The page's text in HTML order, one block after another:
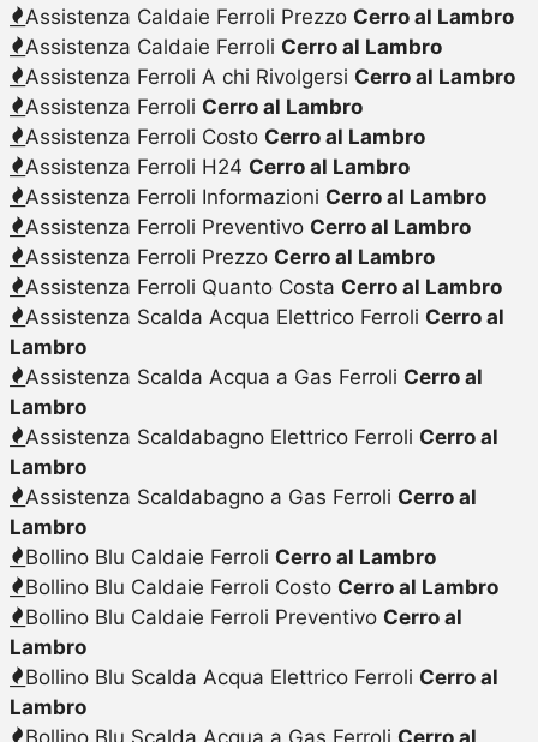
Assistenza Caldaie Ferroli Prezzo Cerro al Lambro
Assistenza Caldaie Ferroli Cerro al Lambro
Assistenza Ferroli A chi Rivolgersi Cerro al Lambro
Assistenza Ferroli Cerro al Lambro
Assistenza Ferroli Costo Cerro al Lambro
Assistenza Ferroli H24 Cerro al Lambro
Assistenza Ferroli Informazioni Cerro al Lambro
Assistenza Ferroli Preventivo Cerro al Lambro
Assistenza Ferroli Prezzo Cerro al Lambro
Assistenza Ferroli Quanto Costa Cerro al Lambro
Assistenza Scalda Acqua Elettrico Ferroli Cerro al
Lambro
Assistenza Scalda Acqua a Gas Ferroli Cerro al
Lambro
Assistenza Scaldabagno Elettrico Ferroli Cerro al
Lambro
Assistenza Scaldabagno a Gas Ferroli Cerro al
Lambro
Bollino Blu Caldaie Ferroli Cerro al Lambro
Bollino Blu Caldaie Ferroli Costo Cerro al Lambro
Bollino Blu Caldaie Ferroli Preventivo Cerro al
Lambro
Bollino Blu Scalda Acqua Elettrico Ferroli Cerro al
Lambro
Bollino Blu Scalda Acqua a Gas Ferroli Cerro al